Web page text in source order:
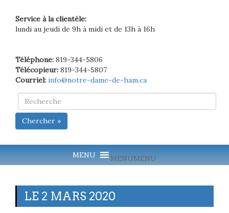
Service à la clientèle:
lundi au jeudi de 9h à midi et de 13h à 16h
Téléphone: 819-344-5806
Télécopieur: 819-344-5807
Courriel: info@notre-dame-de-ham.ca
Chercher »
MENUMENU
LE 2 MARS 2020